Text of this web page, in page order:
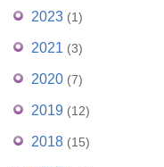
2023 (1)
2021 (3)
2020 (7)
2019 (12)
2018 (15)